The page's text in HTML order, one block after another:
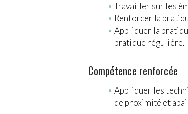
Travailler sur les
Renforcer la
Appliquer la
pratique régulière.
Compétence renforcée
Appliquer les
de proximité et